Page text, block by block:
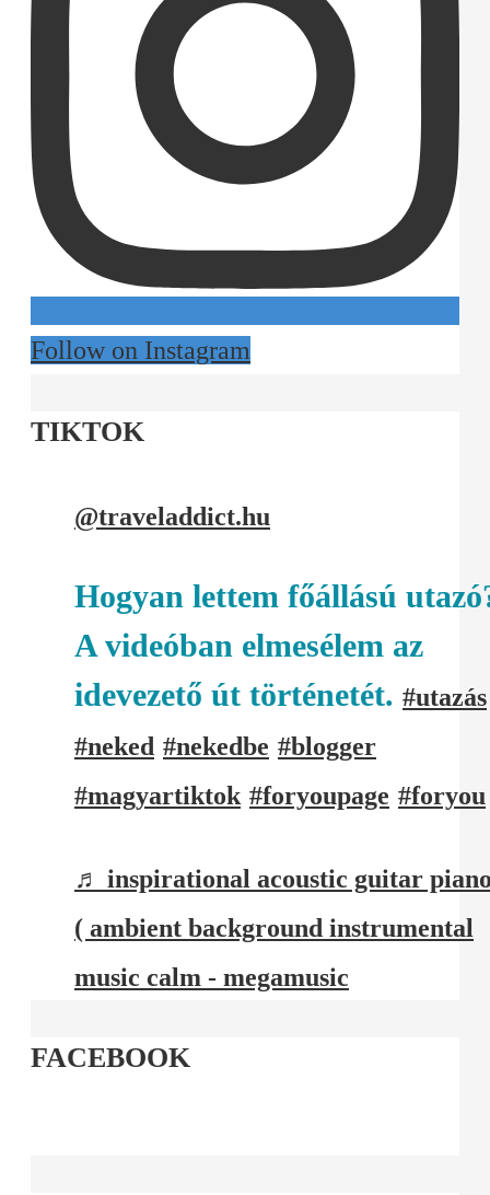
Follow on Instagram
TIKTOK
@traveladdict.hu
Hogyan lettem főállású
A videóban elmesélem az
idevezető út történetét. #utazás
#neked #nekedbe #blogger
#magyartiktok #foryoupage #foryou
♬ inspirational acoustic guitar
( ambient background instrumental
music calm - megamusic
FACEBOOK